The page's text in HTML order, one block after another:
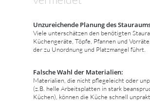
Unzureichende Planung des
Viele unterschätzen den benötigten
Küchengeräte, Töpfe, Pfannen und
der zu Unordnung und Platzmangel führt.
Falsche Wahl der Materialien:
Materialien, die nicht pflegeleicht oder
(z.B. helle Arbeitsplatten in stark
Küchen), können die Küche schnell